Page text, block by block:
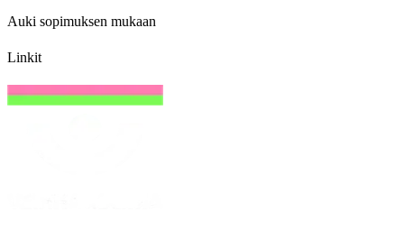
Auki sopimuksen mukaan
Linkit